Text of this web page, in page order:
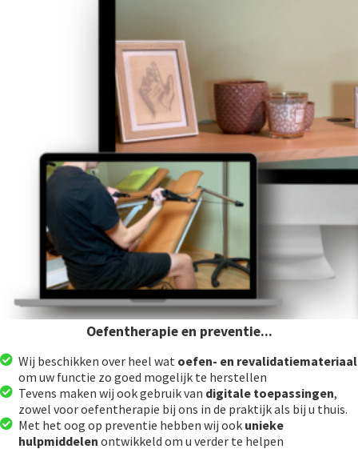
Oefentherapie en preventie...
Wij beschikken over heel wat oefen- en revalidatiemateriaal
om uw functie zo goed mogelijk te herstellen
Tevens maken wij ook gebruik van digitale toepassingen,
zowel voor oefentherapie bij ons in de praktijk als bij u thuis.
Met het oog op preventie hebben wij ook unieke
hulpmiddelen ontwikkeld om u verder te helpen